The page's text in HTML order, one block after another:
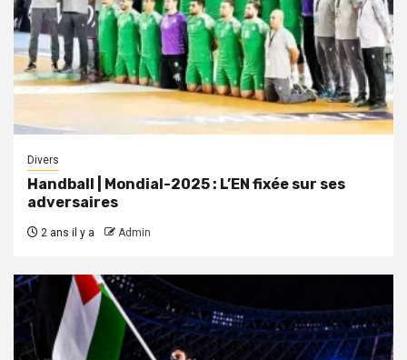
Divers
Handball | Mondial-2025 : L’EN fixée sur ses
adversaires
2 ans il y a Admin